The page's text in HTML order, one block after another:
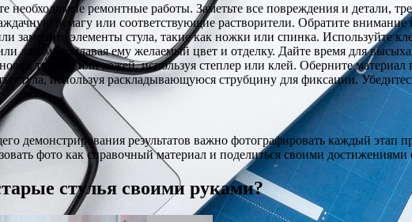
необходимые ремонтные работы. Заметьте все повреждения и детали,
бумагу или соответствующие растворители. Обратите
замените элементы стула, такие как ножки или спинка. Используйте
лаком, придавая ему желаемый цвет и отделку. Дайте время для
тканью или кожей, используя степлер или клей. Оберните материал
стула, используя раскладывающуюся струбцину для фиксации.
демонстрирования результатов важно фотографировать каждый этап
фото как справочный материал и поделиться своими достижениями
стулья своими руками?